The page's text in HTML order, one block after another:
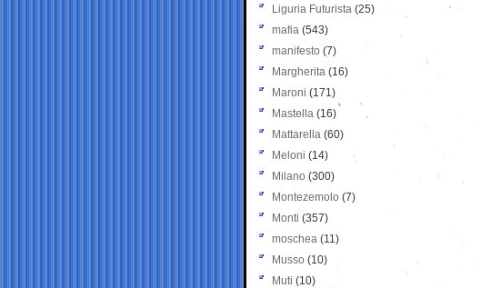
Liguria Futurista (25)
mafia (543)
manifesto (7)
Margherita (16)
Maroni (171)
Mastella (16)
Mattarella (60)
Meloni (14)
Milano (300)
Montezemolo (7)
Monti (357)
moschea (11)
Musso (10)
Muti (10)